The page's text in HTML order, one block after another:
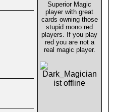
Superior Magic
player with great
cards owning those
stupid mono red
players. If you play
red you are not a
real magic player.